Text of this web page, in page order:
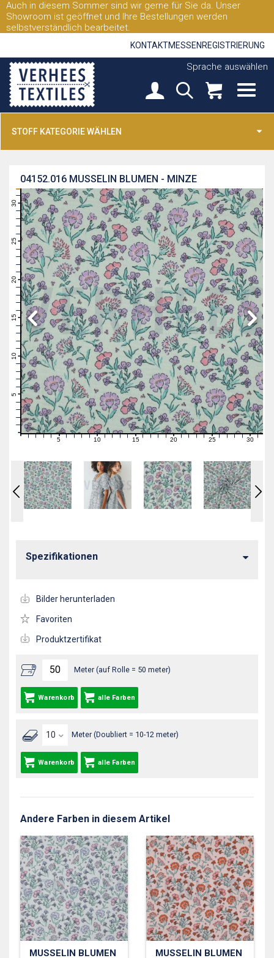
Auch in diesem Sommer sind wir gerne für Sie da. Unser
Showroom ist geöffnet und Ihre Bestellungen werden
selbstverständlich bearbeitet.
KONTAKTMESSEN REGISTRIERUNG
Sprache auswählen
STOFF KATEGORIE WÄHLEN
MUSSELIN BLUMEN - MINZE
04152.016
1
2
3
4
5
6
7
8
9
10
11
12
14
16
18
19
20
21
26
27
28
29
30
31
1 2 3 4 5 6 7 891011121314 1516171819202122232425 26272829 30 31
Meter (auf Rolle = 50 meter)
Warenkorb alle Farben
Meter (Doubliert = 10-12 meter)
Warenkorb alle Farben
Spezifikationen
Bilder herunterladen
Favoriten
Produktzertifikat
Andere Farben in diesem Artikel
MUSSELIN BLUMEN MUSSELIN BLUMEN